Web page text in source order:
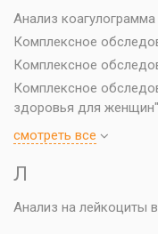
Анализ коагулограмма
Комплексное
Комплексное
Комплексное
здоровья для женщин"
cмотреть все
Л
Анализ на лейкоциты